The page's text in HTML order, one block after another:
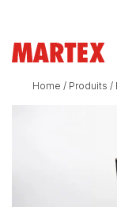
Home / Produits /